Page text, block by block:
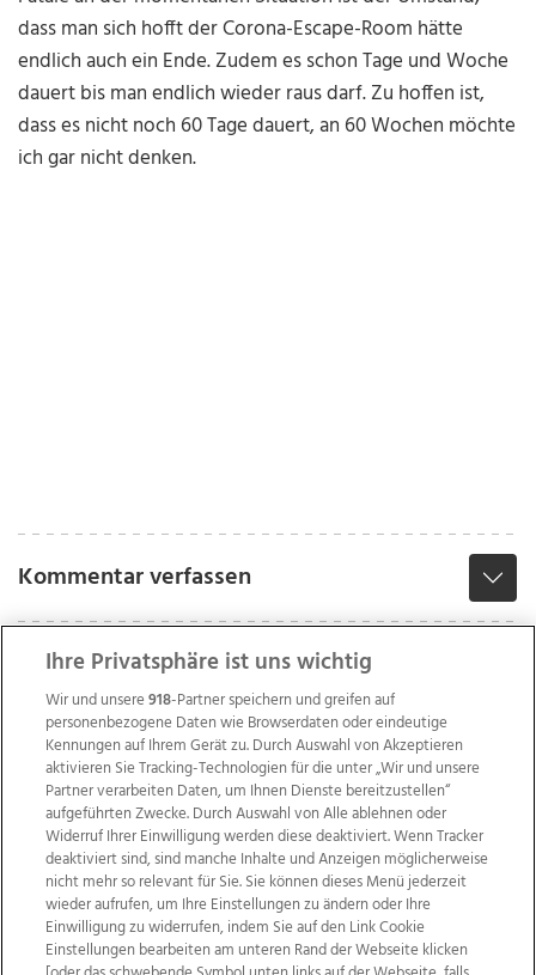
dass man sich hofft der Corona-Escape-Room hätte
endlich auch ein Ende. Zudem es schon Tage und Woche
dauert bis man endlich wieder raus darf. Zu hoffen ist,
dass es nicht noch 60 Tage dauert, an 60 Wochen möchte
ich gar nicht denken.
Kommentar verfassen
Wir über uns Mediadaten Kontakt
Jobs
Ihre Privatsphäre ist uns wichtig
Wir und unsere918-Partner speichern und greifen auf
personenbezogene Daten wie Browserdaten oder eindeutige
Kennungen auf Ihrem Gerät zu. Durch Auswahl von Akzeptieren
aktivieren Sie Tracking-Technologien für die unter „Wir und unsere
Partner verarbeiten Daten, um Ihnen Dienste bereitzustellen“
aufgeführten Zwecke. Durch Auswahl von Alle ablehnen oder
Widerruf Ihrer Einwilligung werden diese deaktiviert. Wenn Tracker
deaktiviert sind, sind manche Inhalte und Anzeigen möglicherweise
nicht mehr so relevant für Sie. Sie können dieses Menü jederzeit
wieder aufrufen, um Ihre Einstellungen zu ändern oder Ihre
Einwilligung zu widerrufen, indem Sie auf den Link Cookie
Einstellungen bearbeiten am unteren Rand der Webseite klicken